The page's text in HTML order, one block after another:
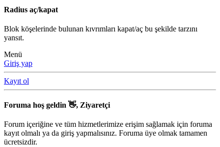
Radius aç/kapat
Blok köşelerinde bulunan kıvrımları kapat/aç bu şekilde tarzını
yansıt.
Menü
Giriş yap
Kayıt ol
Foruma hoş geldin 👋, Ziyaretçi
Forum içeriğine ve tüm hizmetlerimize erişim sağlamak için foruma
kayıt olmalı ya da giriş yapmalısınız. Foruma üye olmak tamamen
ücretsizdir.